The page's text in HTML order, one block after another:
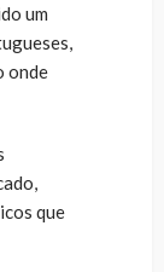
um
onde
que